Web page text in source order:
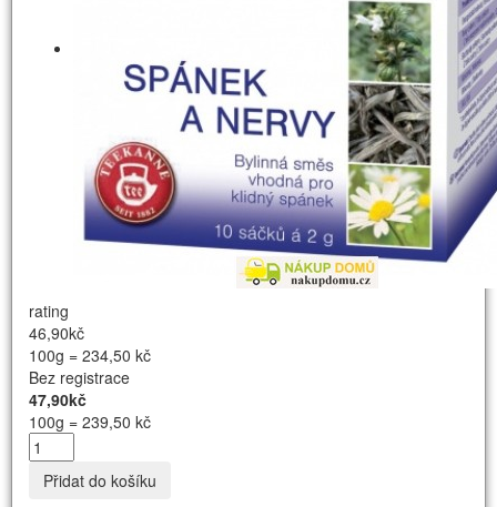
rating
46,90kč
100g = 234,50 kč
Bez registrace
47,90kč
100g = 239,50 kč
Přidat do košíku